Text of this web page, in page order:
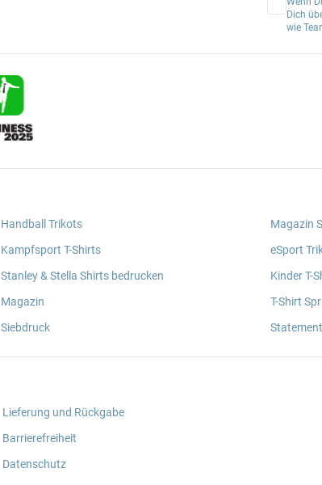
Dich
wie
Handball Trikots
Kampfsport T-Shirts
Stanley & Stella Shirts bedrucken
Magazin
Siebdruck
Magazin
eSport
Kinder T-
T-Shirt
Lieferung und Rückgabe
Barrierefreiheit
Datenschutz